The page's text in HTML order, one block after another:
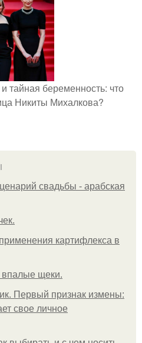
тайная беременность: что
Никиты Михалкова?
свадьбы - арабская
картифлекса в
впалые щеки.
Первый признак измены:
свое личное